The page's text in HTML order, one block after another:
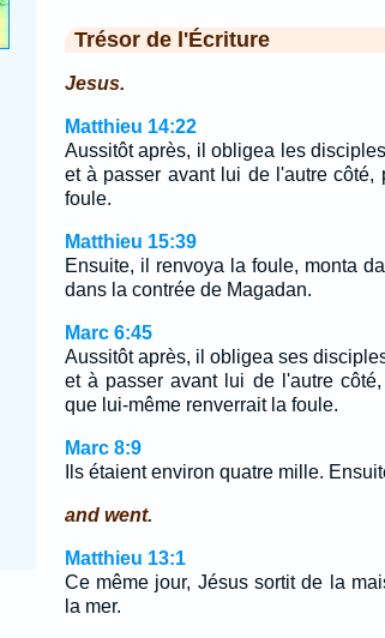
Trésor de l'Écriture
Jesus.
Matthieu 14:22
Aussitôt après, il obligea les
et à passer avant lui de l'autre côté,
foule.
Matthieu 15:39
Ensuite, il renvoya la foule, monta
dans la contrée de Magadan.
Marc 6:45
Aussitôt après, il obligea ses
et à passer avant lui de l'autre
que lui-même renverrait la foule.
Marc 8:9
Ils étaient environ quatre mille.
and went.
Matthieu 13:1
Ce même jour, Jésus sortit de la
la mer.